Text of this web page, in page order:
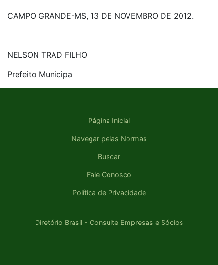
CAMPO GRANDE-MS, 13 DE NOVEMBRO DE 2012.
NELSON TRAD FILHO
Prefeito Municipal
Página Inicial
Navegar pelas Normas
Buscar
Fale Conosco
Política de Privacidade
Diretório Brasil - Consulte Empresas e Sócios